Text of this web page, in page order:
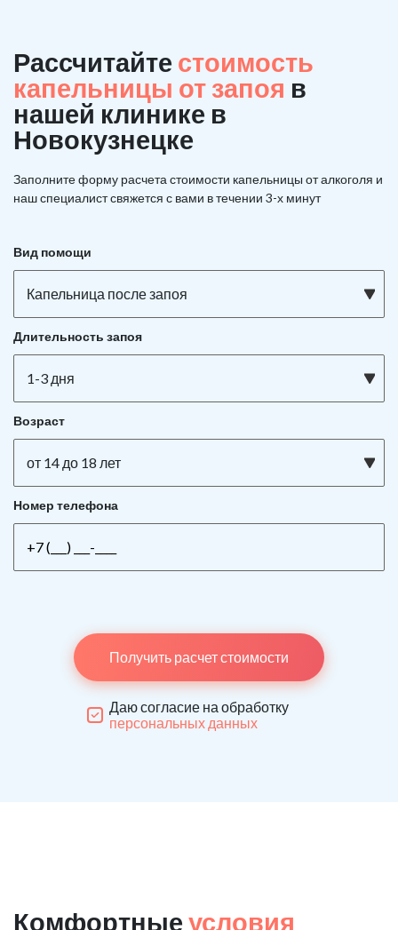
Рассчитайте стоимость
капельницы от запоя в
нашей клинике в
Новокузнецке
Заполните форму расчета стоимости капельницы от алкоголя и
наш специалист свяжется с вами в течении 3-х минут
Вид помощи
Капельница после запоя
Длительность запоя
1-3 дня
Возраст
от 14 до 18 лет
Номер телефона
Получить расчет стоимости
Даю согласие на обработку
персональных данных
Комфортные условия